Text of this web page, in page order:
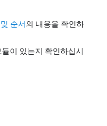
순서 의 내용을 확인하
이 있는지 확인하십시